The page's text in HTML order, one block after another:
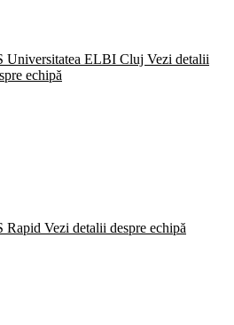
Universitatea ELBI Cluj Vezi detalii
echipă
Rapid Vezi detalii despre echipă